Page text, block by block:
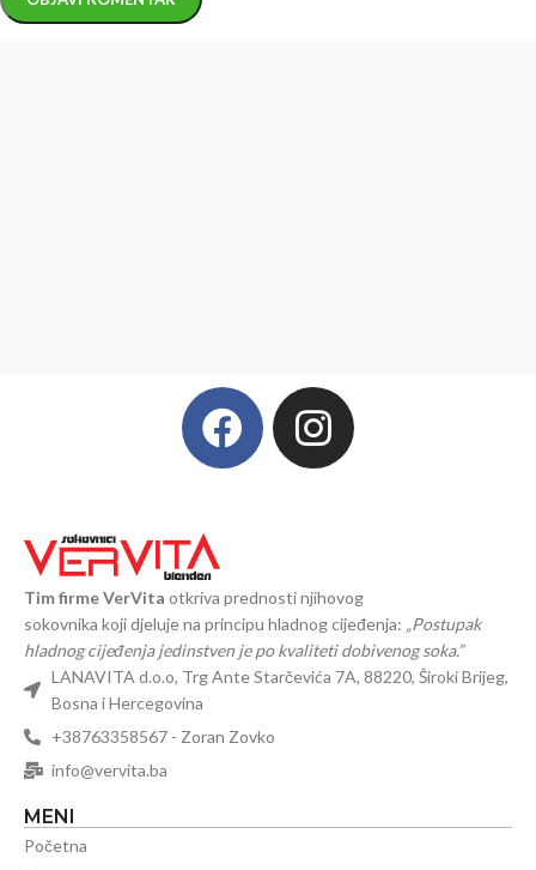
Tim firme VerVita otkriva prednosti njihovog
sokovnika koji djeluje na principu hladnog cijeđenja: „Postupak
hladnog cijeđenja jedinstven je po kvaliteti dobivenog soka.”
LANAVITA d.o.o, Trg Ante Starčevića 7A, 88220, Široki Brijeg,
Bosna i Hercegovina
+38763358567 - Zoran Zovko
info@vervita.ba
MENI
Početna